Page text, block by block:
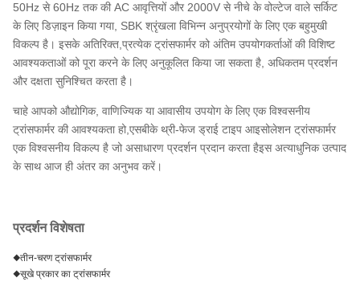
50Hz से 60Hz तक की AC आवृत्तियों और 2000V से नीचे के वोल्टेज वाले सर्किट
के लिए डिज़ाइन किया गया, SBK श्रृंखला विभिन्न अनुप्रयोगों के लिए एक बहुमुखी
विकल्प है। इसके अतिरिक्त,प्रत्येक ट्रांसफार्मर को अंतिम उपयोगकर्ताओं की विशिष्ट
आवश्यकताओं को पूरा करने के लिए अनुकूलित किया जा सकता है, अधिकतम प्रदर्शन
और दक्षता सुनिश्चित करता है।
चाहे आपको औद्योगिक, वाणिज्यिक या आवासीय उपयोग के लिए एक विश्वसनीय
ट्रांसफार्मर की आवश्यकता हो,एसबीके थ्री-फेज ड्राई टाइप आइसोलेशन ट्रांसफार्मर
एक विश्वसनीय विकल्प है जो असाधारण प्रदर्शन प्रदान करता हैइस अत्याधुनिक उत्पाद
के साथ आज ही अंतर का अनुभव करें।
प्रदर्शन विशेषता
◆तीन-चरण ट्रांसफार्मर
◆सूखे प्रकार का ट्रांसफार्मर